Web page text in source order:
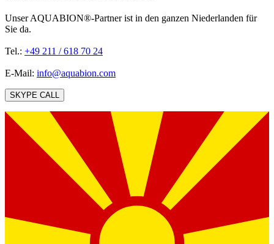
Unser AQUABION®-Partner ist in den ganzen Niederlanden für
Sie da.
Tel.: +49 211 / 618 70 24
E-Mail: info@aquabion.com
SKYPE CALL